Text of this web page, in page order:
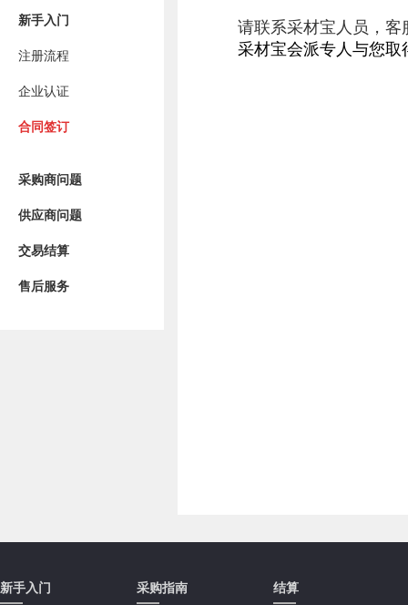
新手入门
注册流程
企业认证
合同签订
采购商问题
供应商问题
交易结算
售后服务
新手入门 采购指南 结算